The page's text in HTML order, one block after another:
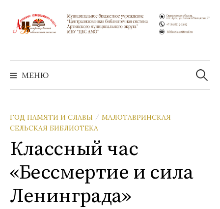
содержимому
МЕНЮ
Найти:
ГОД ПАМЯТИ И СЛАВЫ / МАЛОТАВРИНСКАЯ
СЕЛЬСКАЯ БИБЛИОТЕКА
Классный час
«Бессмертие и сила
Ленинграда»